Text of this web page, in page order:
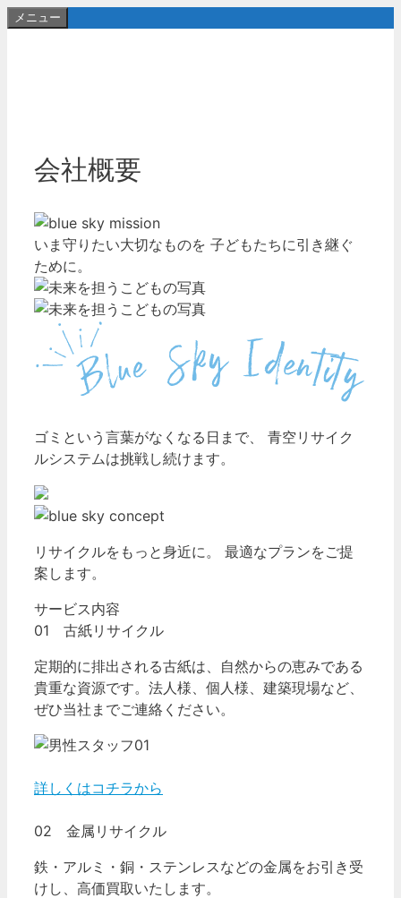
コメニュー
会社概要
いま守りたい大切なものを 子どもたちに引き継ぐ
ために。
ゴミという言葉がなくなる日まで、 青空リサイク
ルシステムは挑戦し続けます。
リサイクルをもっと身近に。 最適なプランをご提
案します。
サービス内容
01 古紙リサイクル
定期的に排出される古紙は、自然からの恵みである
貴重な資源です。法人様、個人様、建築現場など、
ぜひ当社までご連絡ください。
詳しくはコチラから
02 金属リサイクル
鉄・アルミ・銅・ステンレスなどの金属をお引き受
けし、高価買取いたします。